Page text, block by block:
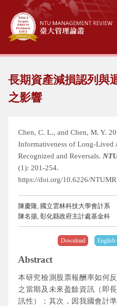
長期資產減損認列與
之影響
Chen, C. L., and Chen, M. Y.
Informativeness of Long-Lived
Recognized and Reversals.
(1): 201-254.
https://doi.org/10.6226/
陳慶隆, 國立雲林科技大學會計系
陳名揚, 彰化縣政府主計處基金科
Download English
Abstract
本研究檢測股票報酬率如何
之當期及未來盈餘資訊（即
訊性）；其次，因我國會計